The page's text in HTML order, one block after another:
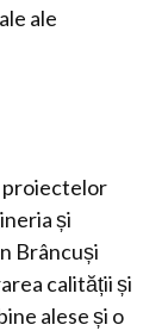
ale
proiectelor
și
Brâncuși
calității și
alese și o